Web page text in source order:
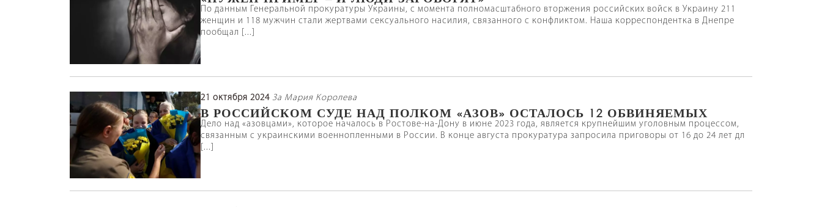
По данным Генеральной прокуратуры Украины, с момента полномасштабного вторжения российских войск в Украину 211
женщин и 118 мужчин стали жертвами сексуального насилия, связанного с конфликтом. Наша корреспондентка в Днепре
пообщал [...]
21 октября 2024 За Мария Королева
В РОССИЙСКОМ СУДЕ НАД ПОЛКОМ «АЗОВ» ОСТАЛОСЬ 12 ОБВИНЯЕМЫХ
Дело над «азовцами», которое началось в Ростове-на-Дону в июне 2023 года, является крупнейшим уголовным процессом,
связанным с украинскими военнопленными в России. В конце августа прокуратура запросила приговоры от 16 до 24 лет дл
[...]